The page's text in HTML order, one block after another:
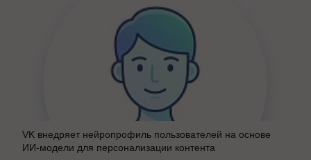
VK внедряет нейропрофиль пользователей на основе
ИИ-модели для персонализации контента